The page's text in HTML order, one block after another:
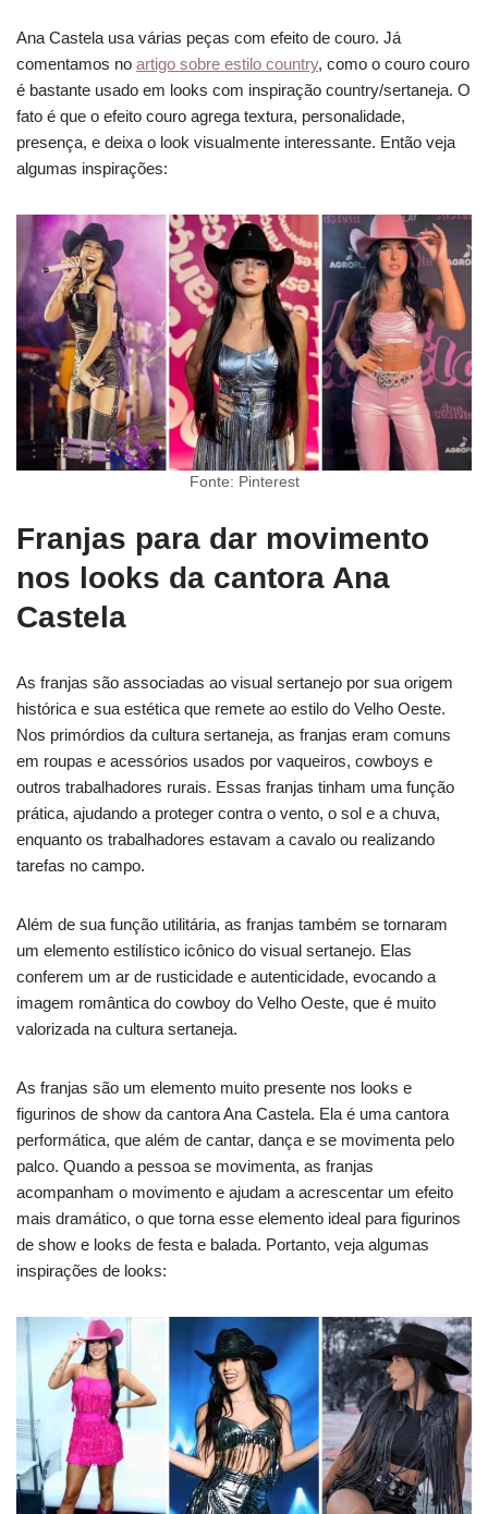
Ana Castela usa várias peças com efeito de couro. Já
comentamos no artigo sobre estilo country, como o couro couro
é bastante usado em looks com inspiração country/sertaneja. O
fato é que o efeito couro agrega textura, personalidade,
presença, e deixa o look visualmente interessante. Então veja
algumas inspirações:
Fonte: Pinterest
Franjas para dar movimento
nos looks da cantora Ana
Castela
As franjas são associadas ao visual sertanejo por sua origem
histórica e sua estética que remete ao estilo do Velho Oeste.
Nos primórdios da cultura sertaneja, as franjas eram comuns
em roupas e acessórios usados por vaqueiros, cowboys e
outros trabalhadores rurais. Essas franjas tinham uma função
prática, ajudando a proteger contra o vento, o sol e a chuva,
enquanto os trabalhadores estavam a cavalo ou realizando
tarefas no campo.
Além de sua função utilitária, as franjas também se tornaram
um elemento estilístico icônico do visual sertanejo. Elas
conferem um ar de rusticidade e autenticidade, evocando a
imagem romântica do cowboy do Velho Oeste, que é muito
valorizada na cultura sertaneja.
As franjas são um elemento muito presente nos looks e
figurinos de show da cantora Ana Castela. Ela é uma cantora
performática, que além de cantar, dança e se movimenta pelo
palco. Quando a pessoa se movimenta, as franjas
acompanham o movimento e ajudam a acrescentar um efeito
mais dramático, o que torna esse elemento ideal para figurinos
de show e looks de festa e balada. Portanto, veja algumas
inspirações de looks: